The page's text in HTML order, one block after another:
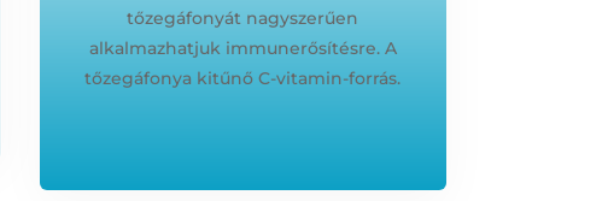
tőzegáfonyát nagyszerűen
alkalmazhatjuk immunerősítésre. A
tőzegáfonya kitűnő C-vitamin-forrás.